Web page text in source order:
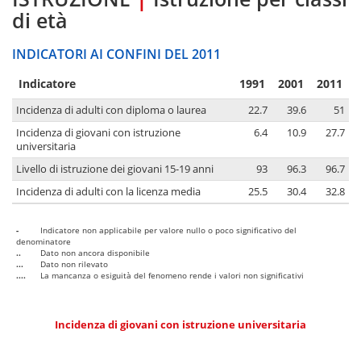
di età
INDICATORI AI CONFINI DEL 2011
Indicatore 1991 2001 2011
Incidenza di adulti con diploma o laurea 22.7 39.6
51
Incidenza di giovani con istruzione
universitaria
6.4 10.9 27.7
Livello di istruzione dei giovani 15-19 anni 93 96.3
96.7
Incidenza di adulti con la licenza media
25.5 30.4 32.8
-
Indicatore non applicabile per valore nullo o poco significativo del
denominatore
..
Dato non ancora disponibile
...
Dato non rilevato
....
La mancanza o esiguità del fenomeno rende i valori non significativi
Incidenza di giovani con istruzione universitaria